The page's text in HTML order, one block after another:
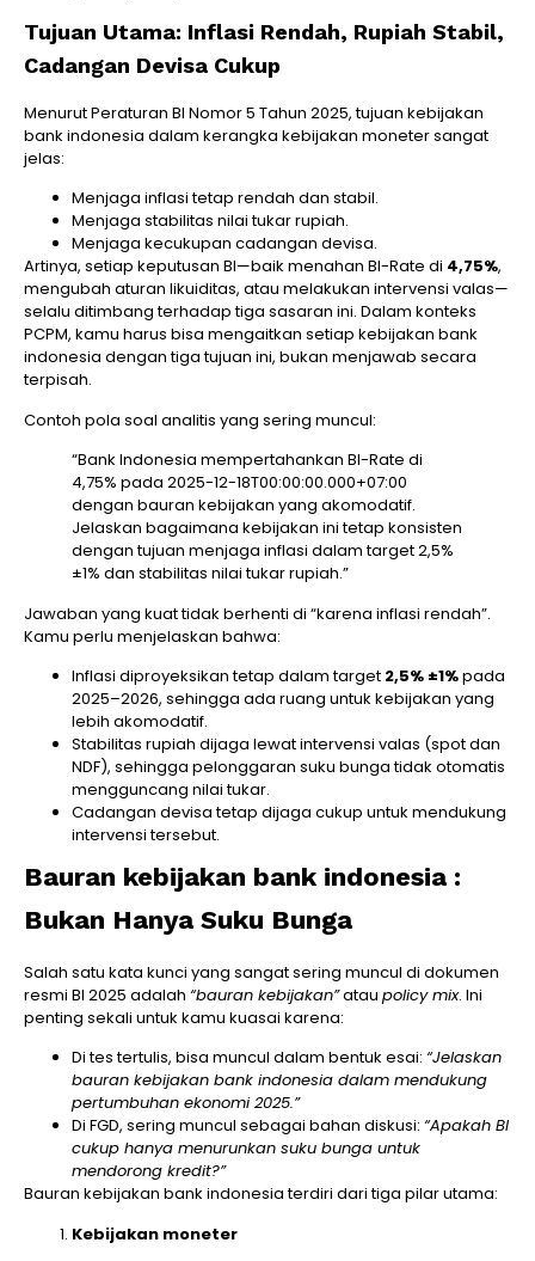
Tujuan Utama: Inflasi Rendah, Rupiah Stabil,
Cadangan Devisa Cukup
Menurut Peraturan BI Nomor 5 Tahun 2025, tujuan kebijakan
bank indonesia dalam kerangka kebijakan moneter sangat
jelas:
Menjaga inflasi tetap rendah dan stabil.
Menjaga stabilitas nilai tukar rupiah.
Menjaga kecukupan cadangan devisa.
Artinya, setiap keputusan BI—baik menahan BI-Rate di 4,75%,
mengubah aturan likuiditas, atau melakukan intervensi valas—
selalu ditimbang terhadap tiga sasaran ini. Dalam konteks
PCPM, kamu harus bisa mengaitkan setiap kebijakan bank
indonesia dengan tiga tujuan ini, bukan menjawab secara
terpisah.
Contoh pola soal analitis yang sering muncul:
“Bank Indonesia mempertahankan BI-Rate di
4,75% pada 2025-12-18T00:00:00.000+07:00
dengan bauran kebijakan yang akomodatif.
Jelaskan bagaimana kebijakan ini tetap konsisten
dengan tujuan menjaga inflasi dalam target 2,5%
±1% dan stabilitas nilai tukar rupiah.”
Jawaban yang kuat tidak berhenti di “karena inflasi rendah”.
Kamu perlu menjelaskan bahwa:
Inflasi diproyeksikan tetap dalam target 2,5% ±1%pada
2025–2026, sehingga ada ruang untuk kebijakan yang
lebih akomodatif.
Stabilitas rupiah dijaga lewat intervensi valas (spot dan
NDF), sehingga pelonggaran suku bunga tidak otomatis
mengguncang nilai tukar.
Cadangan devisa tetap dijaga cukup untuk mendukung
intervensi tersebut.
Bauran kebijakan bank indonesia :
Bukan Hanya Suku Bunga
Salah satu kata kunci yang sangat sering muncul di dokumen
resmi BI 2025 adalah “bauran kebijakan”atau policy mix. Ini
penting sekali untuk kamu kuasai karena:
Di tes tertulis, bisa muncul dalam bentuk esai: “Jelaskan
bauran kebijakan bank indonesia dalam mendukung
pertumbuhan ekonomi 2025.”
Di FGD, sering muncul sebagai bahan diskusi: “Apakah BI
cukup hanya menurunkan suku bunga untuk
mendorong kredit?”
Bauran kebijakan bank indonesia terdiri dari tiga pilar utama:
Kebijakan moneter